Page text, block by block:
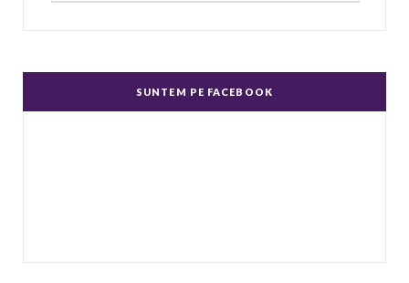
dispreţ manifestate de bărbaţi faţă de femei în
SUNTEM PE FACEBOOK